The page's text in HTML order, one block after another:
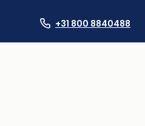
+31 800 8840488